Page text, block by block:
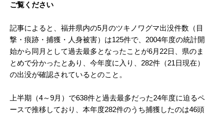
ご覧ください
記事によると、福井県内の5月のツキノワグマ出没件数（目
撃・痕跡・捕獲・人身被害）は125件で、2004年度の統計開
始から同月として過去最多となったことが6月22日、県のま
とめで分かったとあり、今年度に入り、282件（21日現在）
の出没が確認されているとのこと。
上半期（4～9月）で638件と過去最多だった24年度に迫るペ
ースで推移しており、本年度282件のうち捕獲したのは46頭